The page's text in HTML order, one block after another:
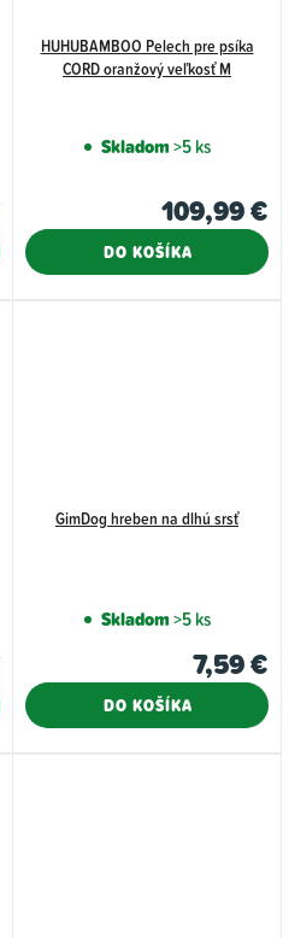
HUHUBAMBOO Pelech pre psíka
CORD oranžový veľkosť M
Skladom>5 ks
109,99 €
DO KOŠÍKA
GimDog hreben na dlhú srsť
Skladom>5 ks
7,59 €
DO KOŠÍKA